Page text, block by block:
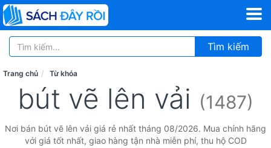
Tìm kiếm
Trang chủ Từ khóa
bút vẽ lên vải (1487)
Nơi bán bút vẽ lên vải giá rẻ nhất tháng 08/2026. Mua chính hãng
với giá tốt nhất, giao hàng tận nhà miễn phí, thu hộ COD